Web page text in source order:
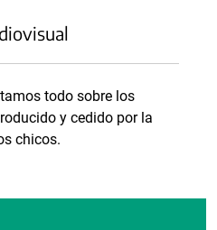
todo sobre los
y cedido por la
chicos.